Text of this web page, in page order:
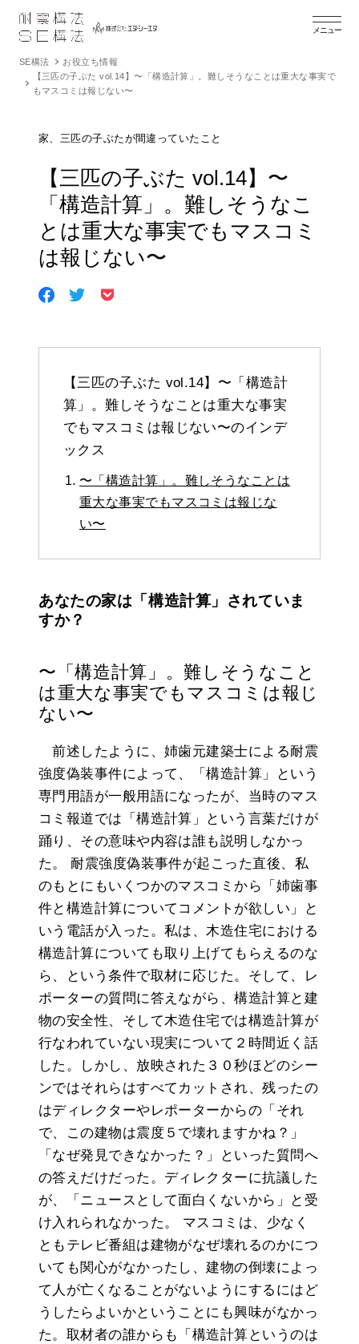
メニュー
SE構法
お役立ち情報
【三匹の子ぶた vol.14】〜「構造計算」。難しそうなことは重大な事実で
もマスコミは報じない〜
家、三匹の子ぶたが間違っていたこと
【三匹の子ぶた vol.14】〜
「構造計算」。難しそうなこ
とは重大な事実でもマスコミ
は報じない〜
【三匹の子ぶた vol.14】〜「構造計
算」。難しそうなことは重大な事実
でもマスコミは報じない〜のインデ
ックス
〜「構造計算」。難しそうなことは
重大な事実でもマスコミは報じな
い〜
あなたの家は「構造計算」されていま
すか？
〜「構造計算」。難しそうなこと
は重大な事実でもマスコミは報じ
ない〜
前述したように、姉歯元建築士による耐震
強度偽装事件によって、「構造計算」という
専門用語が一般用語になったが、当時のマス
コミ報道では「構造計算」という言葉だけが
踊り、その意味や内容は誰も説明しなかっ
た。 耐震強度偽装事件が起こった直後、私
のもとにもいくつかのマスコミから「姉歯事
件と構造計算についてコメントが欲しい」と
いう電話が入った。私は、木造住宅における
構造計算についても取り上げてもらえるのな
ら、という条件で取材に応じた。そして、レ
ポーターの質問に答えながら、構造計算と建
物の安全性、そして木造住宅では構造計算が
行なわれていない現実について２時間近く話
した。しかし、放映された３０秒ほどのシー
ンではそれらはすべてカットされ、残ったの
はディレクターやレポーターからの「それ
で、この建物は震度５で壊れますかね？」
「なぜ発見できなかった？」といった質問へ
の答えだけだった。ディレクターに抗議した
が、「ニュースとして面白くないから」と受
け入れられなかった。 マスコミは、少なく
ともテレビ番組は建物がなぜ壊れるのかにつ
いても関心がなかったし、建物の倒壊によっ
て人が亡くなることがないようにするにはど
うしたらよいかということにも興味がなかっ
た。取材者の誰からも「構造計算というのは